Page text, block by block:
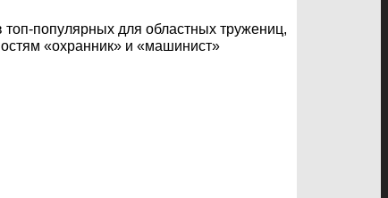
топ-популярных для областных тружениц,
«охранник» и «машинист»